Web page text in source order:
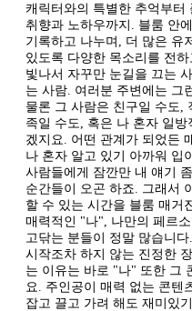
캐릭터와의 특별한 추억부터
취향과 노하우까지. 블룸 안
기록하고 나누며, 더 많은 유
있도록 다양한 목소리를 전
빛나서 자꾸만 눈길을 끄는
는 사람. 여러분 주변에는 그
물론 그 사람은 친구일 수도,
족일 수도, 혹은 나 혼자 일
겠지요. 어떤 관계가 되었든
나 혼자 알고 있기 아까워 입
사람들에게 잠깐만 내 얘기
순간들이 오곤 하죠. 그래서
할 수 있는 시간을 블룸 매거
매력적인 "나", 나만의 페르
고닦는 분들이 정말 많습니
시작조차 하지 않는 진정한
는 이유는 바로 "나" 또한 그
요. 주인공이 매력 없는 콘텐
잡고 끌고 가려 해도 재미있